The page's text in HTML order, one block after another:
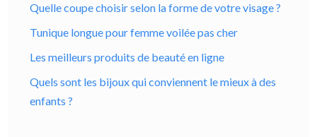
Quelle coupe choisir selon la forme de votre visage ?
Tunique longue pour femme voilée pas cher
Les meilleurs produits de beauté en ligne
Quels sont les bijoux qui conviennent le mieux à des
enfants ?